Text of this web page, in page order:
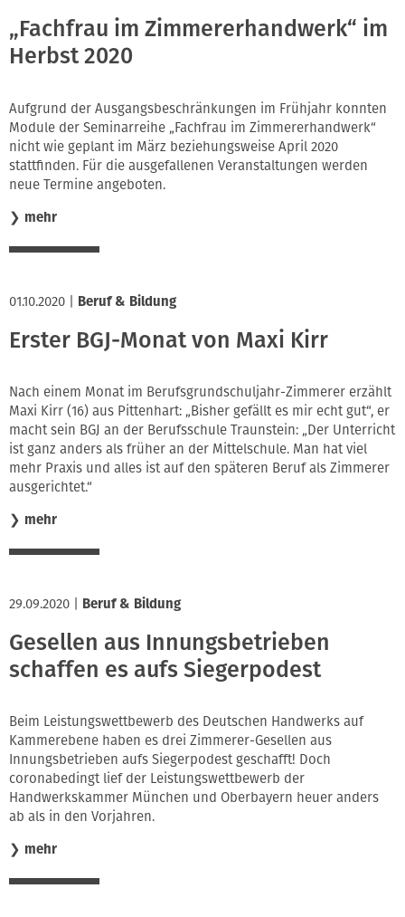
„Fachfrau im Zimmererhandwerk“ im
Herbst 2020
Aufgrund der Ausgangsbeschränkungen im Frühjahr konnten
Module der Seminarreihe „Fachfrau im Zimmererhandwerk“
nicht wie geplant im März beziehungsweise April 2020
stattfinden. Für die ausgefallenen Veranstaltungen werden
neue Termine angeboten.
❯ mehr
01.10.2020 Beruf & Bildung
Erster BGJ-Monat von Maxi Kirr
Nach einem Monat im Berufsgrundschuljahr-Zimmerer erzählt
Maxi Kirr (16) aus Pittenhart: „Bisher gefällt es mir echt gut“, er
macht sein BGJ an der Berufsschule Traunstein: „Der Unterricht
ist ganz anders als früher an der Mittelschule. Man hat viel
mehr Praxis und alles ist auf den späteren Beruf als Zimmerer
ausgerichtet.“
❯ mehr
29.09.2020 Beruf & Bildung
Gesellen aus Innungsbetrieben
schaffen es aufs Siegerpodest
Beim Leistungswettbewerb des Deutschen Handwerks auf
Kammerebene haben es drei Zimmerer-Gesellen aus
Innungsbetrieben aufs Siegerpodest geschafft! Doch
coronabedingt lief der Leistungswettbewerb der
Handwerkskammer München und Oberbayern heuer anders
ab als in den Vorjahren.
❯ mehr